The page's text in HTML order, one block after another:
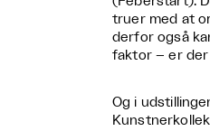
truer med at
derfor også
faktor – er
Og i